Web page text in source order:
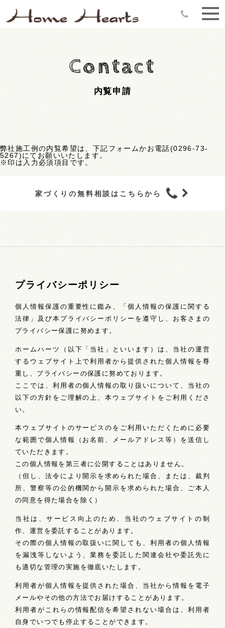
Contact
内覧申請
弊社施工例の内覧希望は、下記フォームかお電話(0296-73-
5267)にてお願いいたします。
※印は入力必須項目です。
家づくりの無料相談はこちらから
プライバシーポリシー
個人情報保護の重要性に鑑み、「個人情報の保護に関する
法律」及び本プライバシーポリシーを遵守し、お客さまの
プライバシー保護に努めます。
ホームハーツ（以下「当社」といいます）は、当社の運営
するウェブサイト上で利用者から提供された個人情報を尊
重し、プライバシーの保護に努めております。
ここでは、利用者の個人情報の取り扱いについて、当社の
以下の方針をご理解の上、本ウェブサイトをご利用くださ
い。
本ウェブサイトのサービスのをご利用いただくために必要
な範囲で個人情報（お名前、メールアドレス等）を送信し
ていただきます。
この個人情報を第三者に公開することはありません。
（但し、法令により開示を求められた場合、または、裁判
所、警察等の公的機関から開示を求められた場合、ご本人
の同意を得た場合を除く）
当社は、サービス向上のため、当社のウェブサイトの制
作、運営を委託することがあります。
その際の個人情報の取扱いに関しても、利用者の個人情報
を漏洩等しないよう、業務を委託した関連会社や委託先に
も適切な管理の実施を徹底いたします。
利用者が個人情報を提供された場合、当社から情報を電子
メールやその他の方法でお届けすることがあります。
利用者がこれらの情報配信を希望されない場合は、利用者
自身でいつでも停止することができます。